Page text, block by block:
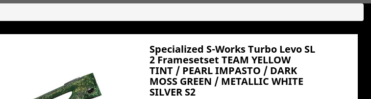
Specialized S-Works Turbo Levo SL
2 Framesetset TEAM YELLOW
TINT / PEARL IMPASTO / DARK
MOSS GREEN / METALLIC WHITE
SILVER S2